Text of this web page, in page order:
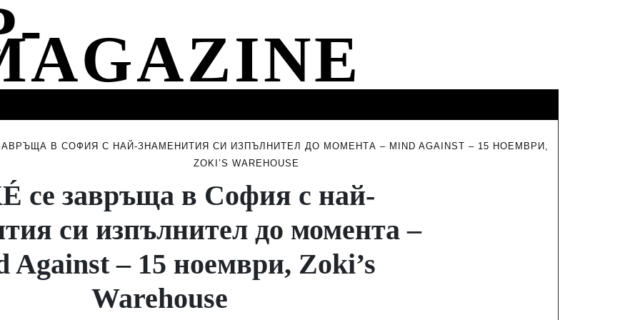
В СОФИЯ С НАЙ-ЗНАМЕНИТИЯ СИ ИЗПЪЛНИТЕЛ ДО МОМЕНТА – MIND AGAINST – 15 НОЕМВРИ,
ZOKI’S WAREHOUSE
се завръща в София с най-
си изпълнител до момента –
Against – 15 ноември, Zoki’s
Warehouse